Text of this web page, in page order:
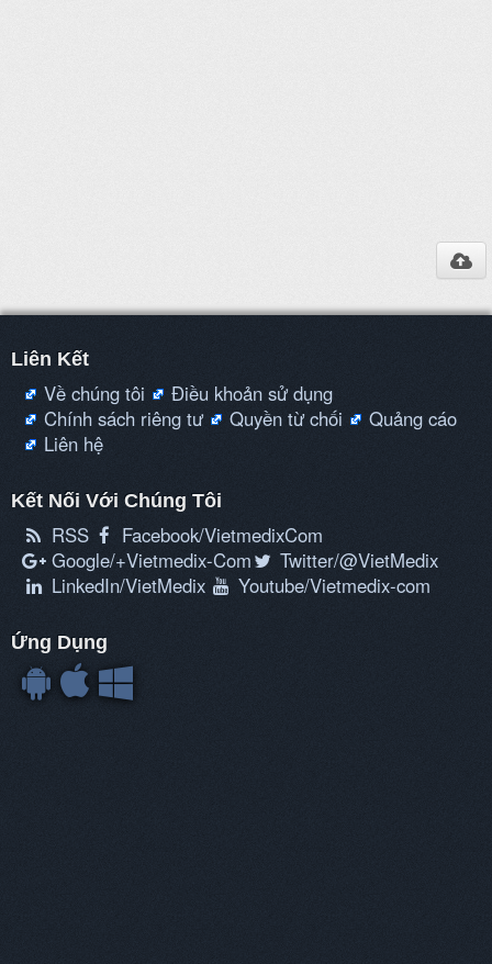
Liên Kết
Về chúng tôi
Điều khoản sử dụng
Chính sách riêng tư
Quyền từ chối
Quảng cáo
Liên hệ
Kết Nối Với Chúng Tôi
RSS
Facebook/VietmedixCom
Google/+Vietmedix-Com
Twitter/@VietMedix
LinkedIn/VietMedix
Youtube/Vietmedix-com
Ứng Dụng